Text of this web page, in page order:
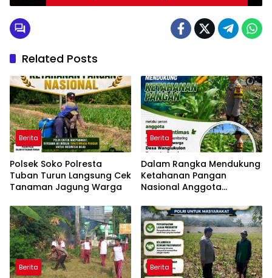
Mataram
Related Posts
Berita
Polsek Soko Polresta
Tuban Turun Langsung Cek
Tanaman Jagung Warga
Berita
Dalam Rangka Mendukung
Ketahanan Pangan
Nasional Anggota
Senori Polresta Tuban
Monitoring Kondisi
Tanaman Jagung di Desa
Wanglukulon
Berita Berita